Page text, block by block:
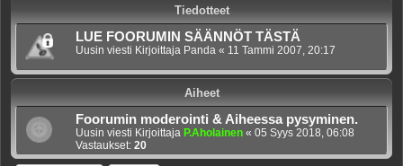
Tiedotteet
LUE FOORUMIN SÄÄNNÖT TÄSTÄ
Uusin viesti Kirjoittaja Panda « 11 Tammi 2007, 20:17
Aiheet
Foorumin moderointi & Aiheessa pysyminen.
Uusin viesti Kirjoittaja P.Aholainen « 05 Syys 2018, 06:08
Vastaukset: 20